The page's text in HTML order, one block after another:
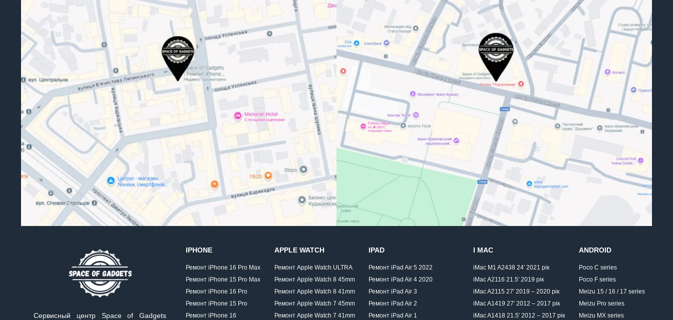
Сервисный центр Space of Gadgets
IPHONE
Ремонт iPhone 16 Pro Max
Ремонт iPhone 15 Pro Max
Ремонт iPhone 16 Pro
Ремонт iPhone 15 Pro
Ремонт iPhone 16
APPLE WATCH
Ремонт Apple Watch ULTRA
Ремонт Apple Watch 8 45mm
Ремонт Apple Watch 8 41mm
Ремонт Apple Watch 7 45mm
Ремонт Apple Watch 7 41mm
IPAD
Ремонт iPad Air 5 2022
Ремонт iPad Air 4 2020
Ремонт iPad Air 3
Ремонт iPad Air 2
Ремонт iPad Air 1
I MAC
iMac M1 A2438 24′ 2021 рік
iMac A2116 21.5′ 2019 рік
iMac A2115 27′ 2019 – 2020 рік
iMac A1419 27′ 2012 – 2017 рік
iMac A1418 21.5′ 2012 – 2017 рік
ANDROID
Poco C series
Poco F series
Meizu 15 / 16 / 17 series
Meizu Pro series
Meizu MX series